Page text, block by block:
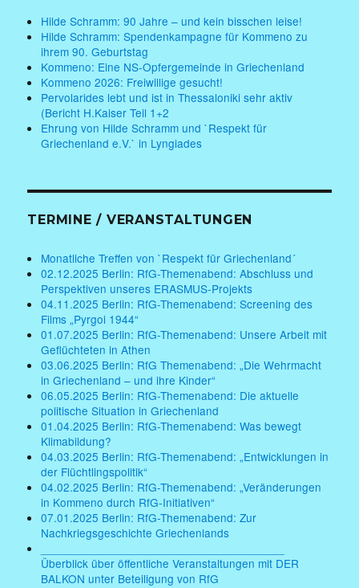
Hilde Schramm: 90 Jahre – und kein bisschen leise!
Hilde Schramm: Spendenkampagne für Kommeno zu
ihrem 90. Geburtstag
Kommeno: Eine NS-Opfergemeinde in Griechenland
Kommeno 2026: Freiwillige gesucht!
Pervolarides lebt und ist in Thessaloniki sehr aktiv
(Bericht H.Kaiser Teil 1+2
Ehrung von Hilde Schramm und `Respekt für
Griechenland e.V.` in Lyngiades
TERMINE / VERANSTALTUNGEN
Monatliche Treffen von `Respekt für Griechenland´
02.12.2025 Berlin: RfG-Themenabend: Abschluss und
Perspektiven unseres ERASMUS-Projekts
04.11.2025 Berlin: RfG-Themenabend: Screening des
Films „Pyrgoi 1944“
01.07.2025 Berlin: RfG-Themenabend: Unsere Arbeit mit
Geflüchteten in Athen
03.06.2025 Berlin: RfG Themenabend: „Die Wehrmacht
in Griechenland – und ihre Kinder“
06.05.2025 Berlin: RfG-Themenabend: Die aktuelle
politische Situation in Griechenland
01.04.2025 Berlin: RfG-Themenabend: Was bewegt
Klimabildung?
04.03.2025 Berlin: RfG-Themenabend: „Entwicklungen in
der Flüchtlingspolitik“
04.02.2025 Berlin: RfG-Themenabend: „Veränderungen
in Kommeno durch RfG-Initiativen“
07.01.2025 Berlin: RfG-Themenabend: Zur
Nachkriegsgeschichte Griechenlands
Überblick über öffentliche Veranstaltungen mit DER
BALKON unter Beteiligung von RfG